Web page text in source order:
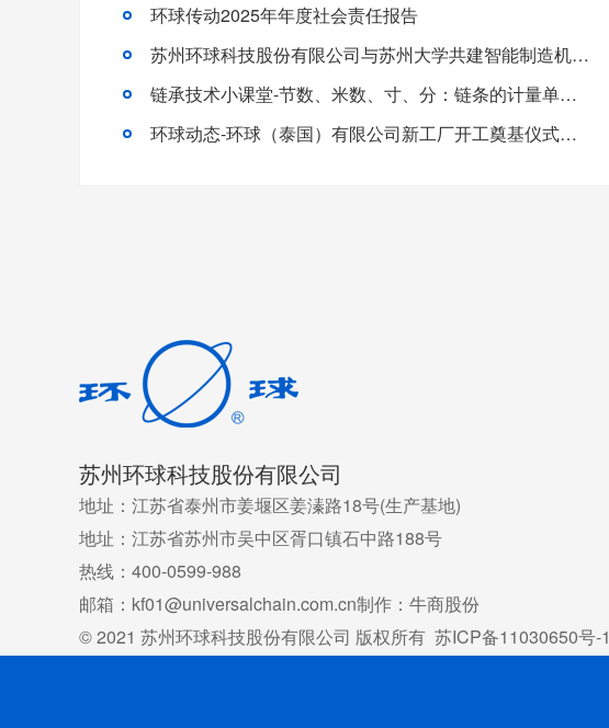
环球传动2025年年度社会责任报告
苏州环球科技股份有限公司与苏州大学共建智能制造机器人研究院
链承技术小课堂-节数、米数、寸、分：链条的计量单位，你分得清吗？
环球动态-环球（泰国）有限公司新工厂开工奠基仪式圆满礼成！全球化战略迈出坚实一步
苏州环球科技股份有限公司
地址：江苏省泰州市姜堰区姜溱路18号(生产基地)
地址：江苏省苏州市吴中区胥口镇石中路188号
热线：400-0599-988
邮箱：kf01@universalchain.com.cn制作：牛商股份
© 2021 苏州环球科技股份有限公司 版权所有 苏ICP备11030650号-1